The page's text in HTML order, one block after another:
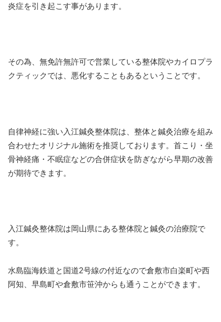
炎症を引き起こす事があります。
その為、無免許無許可で営業している整体院やカイロプラ
クティックでは、悪化することもあるということです。
自律神経に強い入江鍼灸整体院は、整体と鍼灸治療を組み
合わせたオリジナル施術を推奨しております。首こり・坐
骨神経痛・不眠症などの合併症状を防ぎながら早期の改善
が期待できます。
入江鍼灸整体院は岡山県にある整体院と鍼灸の治療院で
す。
水島臨海鉄道と国道2号線の付近なので倉敷市白楽町や西
阿知、早島町や倉敷市笹沖からも通うことができます。